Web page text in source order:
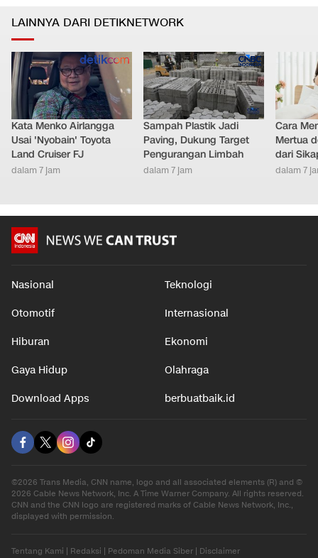
LAINNYA DARI DETIKNETWORK
Kata Menko Airlangga
Usai 'Nyobain' Toyota
Land Cruiser FJ
dalam 7 jam
Sampah Plastik Jadi
Paving, Dukung Target
Pengurangan Limbah
dalam 7 jam
Cara
Mertua
dari
dalam 7
Nasional Teknologi
Otomotif Internasional
Hiburan Ekonomi
Gaya Hidup Olahraga
Download Apps berbuatbaik.id
©2026 Trans Media, CNN name, logo and all associated elements (R) and ©
2026 Cable News Network, Inc. A Time Warner Company. All rights reserved.
CNN and the CNN logo are registered marks of Cable News Network, Inc.,
displayed with permission.
Tentang Kami Redaksi Pedoman Media Siber Disclaimer